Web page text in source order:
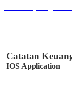
Catatan
IOS Application